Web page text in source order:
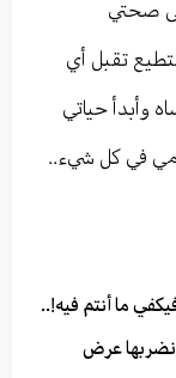
صحتي
تقبل أي
وأبدأ حياتي
في كل شيء..
ما أنتم فيه!..
نضربها عرض